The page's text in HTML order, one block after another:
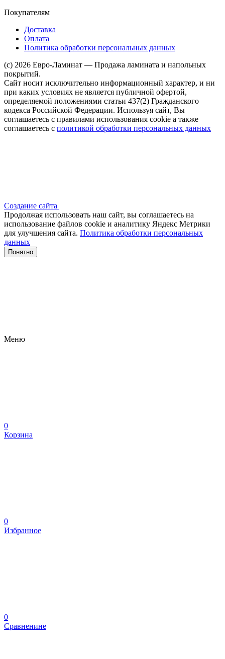
Покупателям
Доставка
Оплата
Политика обработки персональных данных
(c) 2026 Евро-Ламинат — Продажа ламината и напольных
покрытий.
Сайт носит исключительно информационный характер, и ни
при каких условиях не является публичной офертой,
определяемой положениями статьи 437(2) Гражданского
кодекса Российской Федерации. Используя сайт, Вы
соглашаетесь с правилами использования cookie а также
соглашаетесь с политикой обработки персональных данных
Создание сайта
Продолжая использовать наш сайт, вы соглашаетесь на
использование файлов сооkіе и аналитику Яндекс Метрики
для улучшения сайта. Политика обработки персональных
данных
Понятно
Меню
0
Корзина
0
Избранное
0
Сравненине